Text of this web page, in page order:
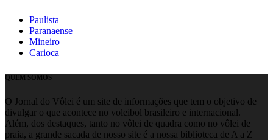
Paulista
Paranaense
Mineiro
Carioca
QUEM SOMOS
O Jornal do Vôlei é um site de informações que tem o objetivo de
divulgar o que acontece no voleibol brasileiro e internacional.
Além, dos destaques, tanto no vôlei de quadra como no vôlei de
praia, a grande sacada de nosso site é a nossa biblioteca de A a Z